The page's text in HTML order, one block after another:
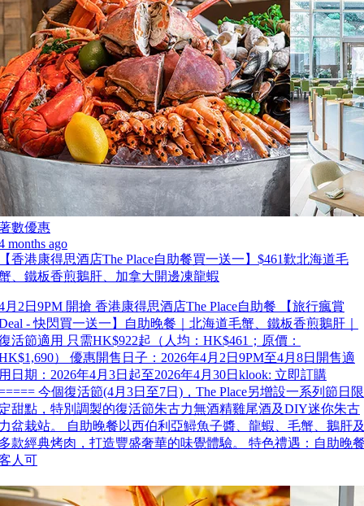
數優惠
months ago
香港康得思酒店The Place自助餐買一送一】$461歎北海道毛
、鐵板香煎鵝肝、加拿大開邊凍龍蝦
月2日9PM 開搶 香港康得思酒店The Place自助餐 【旅行瘋賞
- 快閃買一送一】自助晚餐｜北海道毛蟹、鐵板香煎鵝肝｜
活節適用 只需HK$922起（人均：HK$461；原價：
） 優惠開售日子：2026年4月2日9PM至4月8日開售適
日期：2026年4月3日起至2026年4月30日klook: 立即訂購
今個復活節(4月3日至7日)，The Place另增設一系列節日限
甜點，特別調製的復活節朱古力無酒精雞尾酒及DIY迷你朱古
盆栽站。 自助晚餐以西伯利亞鱘魚子醬、龍蝦、毛蟹、鵝肝
款經典烤肉，打造豐盛奢華的味覺體驗。 特色禮遇：自助晚
人可